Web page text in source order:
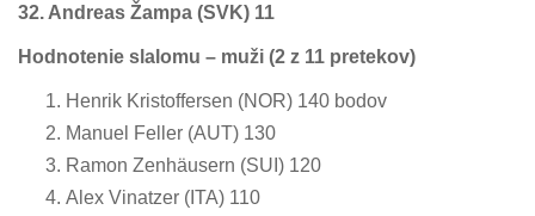
32. Andreas Žampa (SVK) 11
Hodnotenie slalomu – muži (2 z 11 pretekov)
Henrik Kristoffersen (NOR) 140 bodov
Manuel Feller (AUT) 130
Ramon Zenhäusern (SUI) 120
Alex Vinatzer (ITA) 110